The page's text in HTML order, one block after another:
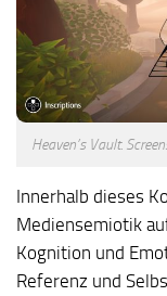
Heaven’s Vault.
Innerhalb dieses
Mediensemiotik
Kognition und
Referenz und